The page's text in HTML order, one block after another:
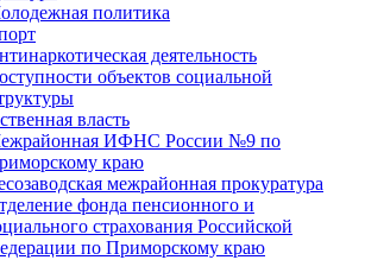
политика
деятельность
объектов социальной
власть
ИФНС России №9 по
краю
межрайонная прокуратура
фонда пенсионного и
страхования Российской
по Приморскому краю